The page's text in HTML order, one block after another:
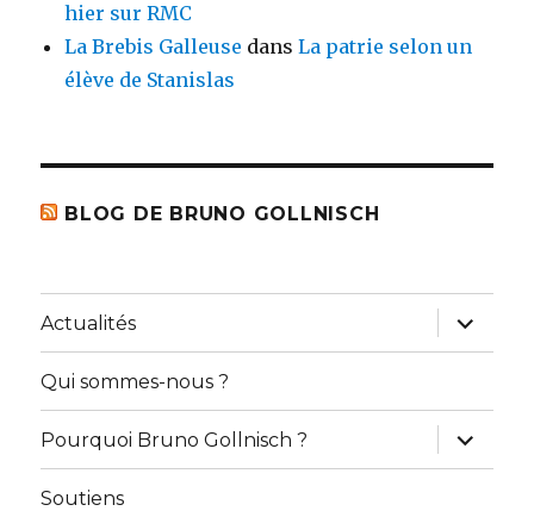
hier sur RMC
La Brebis Galleuse dansLa patrie selon un
élève de Stanislas
BLOG DE BRUNO GOLLNISCH
Actualités
ouvrir
le
sous-
Qui sommes-nous ?
Pourquoi Bruno Gollnisch ?
ouvrir
le
sous-
Soutiens